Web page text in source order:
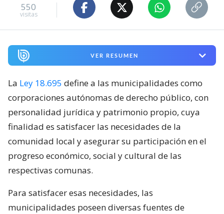
550
visitas
VER RESUMEN
La Ley 18.695 define a las municipalidades como
corporaciones autónomas de derecho público, con
personalidad jurídica y patrimonio propio, cuya
finalidad es satisfacer las necesidades de la
comunidad local y asegurar su participación en el
progreso económico, social y cultural de las
respectivas comunas.
Para satisfacer esas necesidades, las
municipalidades poseen diversas fuentes de